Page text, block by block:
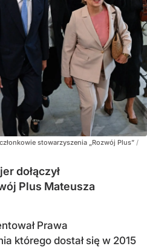
stowarzyszenia „Rozwój Plus” /
dołączył
Plus Mateusza
Prawa
którego dostał się w 2015